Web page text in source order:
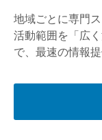
地域ごとに専門ス
活動範囲を「広
で、最速の情報